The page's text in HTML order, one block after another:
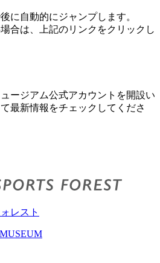
に自動的にジャンプします。
合は、上記のリンクをクリックし
ージアム公式アカウントを開設い
最新情報をチェックしてくださ
レスト